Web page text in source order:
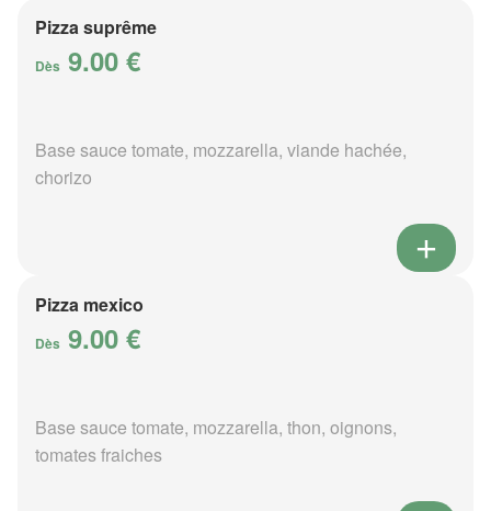
Pizza suprême
Dès 9.00 €
Base sauce tomate, mozzarella, viande hachée,
chorizo
Pizza mexico
Dès 9.00 €
Base sauce tomate, mozzarella, thon, oignons,
tomates fraiches